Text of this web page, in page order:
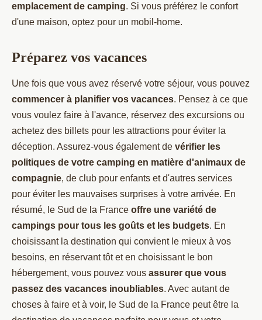
emplacement de camping. Si vous préférez le confort
d'une maison, optez pour un mobil-home.
Préparez vos vacances
Une fois que vous avez réservé votre séjour, vous pouvez
commencer à planifier vos vacances. Pensez à ce que
vous voulez faire à l'avance, réservez des excursions ou
achetez des billets pour les attractions pour éviter la
déception. Assurez-vous également de vérifier les
politiques de votre camping en matière d'animaux de
compagnie, de club pour enfants et d'autres services
pour éviter les mauvaises surprises à votre arrivée. En
résumé, le Sud de la France offre une variété de
campings pour tous les goûts et les budgets. En
choisissant la destination qui convient le mieux à vos
besoins, en réservant tôt et en choisissant le bon
hébergement, vous pouvez vous assurer que vous
passez des vacances inoubliables. Avec autant de
choses à faire et à voir, le Sud de la France peut être la